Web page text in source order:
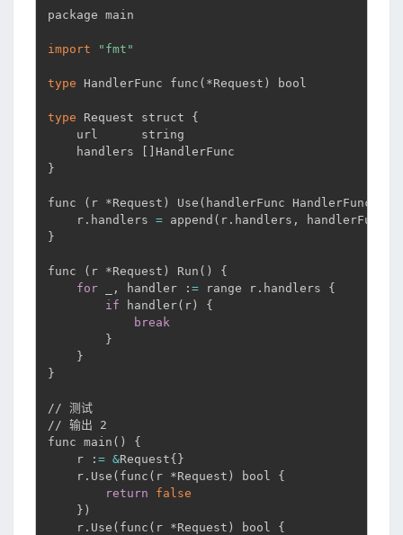
package main
import "fmt"
type HandlerFunc func ( *Request ) bool
type Request struct {
    url      string
    handlers
}
func ( r *Request ) Use ( handlerFunc HandlerFunc
    r.handlers
= append ( r.handlers, handlerFunc
}
func ( r *Request ) Run ( )
{
for _, handler : = range r.handlers {
if handler( r )
{
break
}
}
}
// 测试
// 输出 2
func main ( )
{
    r :
= &Request{ }
    r.Use
( func ( r *Request ) bool {
return
false
} )
    r.Use
( func ( r *Request ) bool {